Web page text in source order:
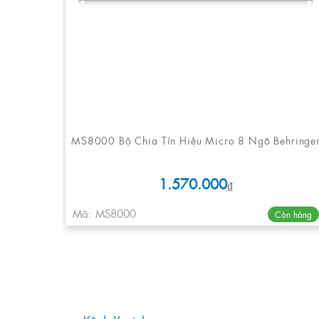
MS8000 Bộ Chia Tín Hiệu Micro 8 Ngõ
1.570.000₫
Mã: MS8000
Còn hàng